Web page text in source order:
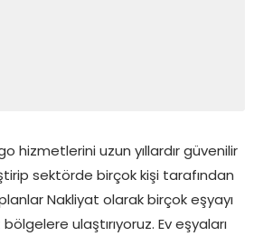
hizmetlerini uzun yıllardır güvenilir
sektörde birçok kişi tarafından
Nakliyat olarak birçok eşyayı
ulaştırıyoruz. Ev eşyaları